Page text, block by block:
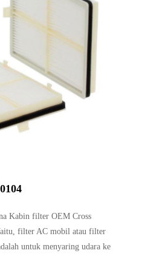
Kabin filter OEM Cross
filter AC mobil atau filter
untuk menyaring udara ke